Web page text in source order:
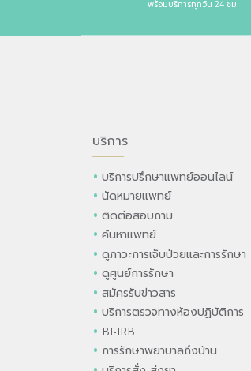
พร้อมบริการทุกวัน 24 ชม.
บริการ
บริการปรึกษาแพทย์ออนไลน์
นัดหมายแพทย์
ติดต่อสอบถาม
ค้นหาแพทย์
ดูภาวะการเจ็บป่วยและการรักษา
ดูศูนย์การรักษา
สมัครรับข่าวสาร
บริการตรวจทางห้องปฏิบัติการ
BI-IRB
การรักษาพยาบาลถึงบ้าน